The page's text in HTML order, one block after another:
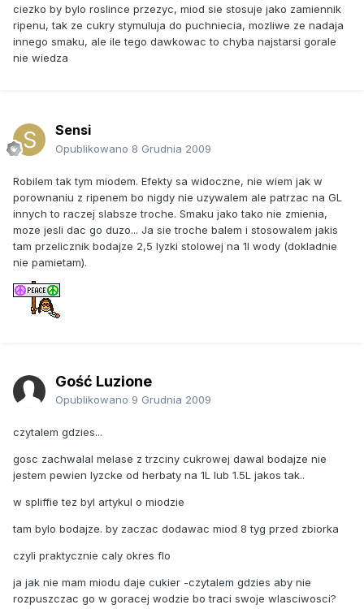
ciezko by bylo roslince przezyc, miod sie stosuje jako zamiennik
ripenu, tak ze cukry stymuluja do puchniecia, mozliwe ze nadaja
innego smaku, ale ile tego dawkowac to chyba najstarsi gorale
nie wiedza
Sensi
Opublikowano 8 Grudnia 2009
Robilem tak tym miodem. Efekty sa widoczne, nie wiem jak w
porownaniu z ripenem bo nigdy nie uzywalem ale patrzac na GL
innych to raczej slabsze troche. Smaku jako tako nie zmienia,
moze jesli dac go duzo... Ja sie troche balem i stosowalem jakis
tam przelicznik bodajze 2,5 lyzki stolowej na 1l wody (dokladnie
nie pamietam).
Gość Luzione
Opublikowano 9 Grudnia 2009
czytalem gdzies...
gosc zachwalal melase z trzciny cukrowej dawal bodajze nie
jestem pewien lyzcke od herbaty na 1L lub 1.5L jakos tak..
w spliffie tez byl artykul o miodzie
tam bylo bodajze. by zaczac dodawac miod 8 tyg przed zbiorka
czyli praktycznie caly okres flo
ja jak nie mam miodu daje cukier -czytalem gdzies aby nie
rozpuszczac go w goracej wodzie bo traci swoje wlasciwosci?